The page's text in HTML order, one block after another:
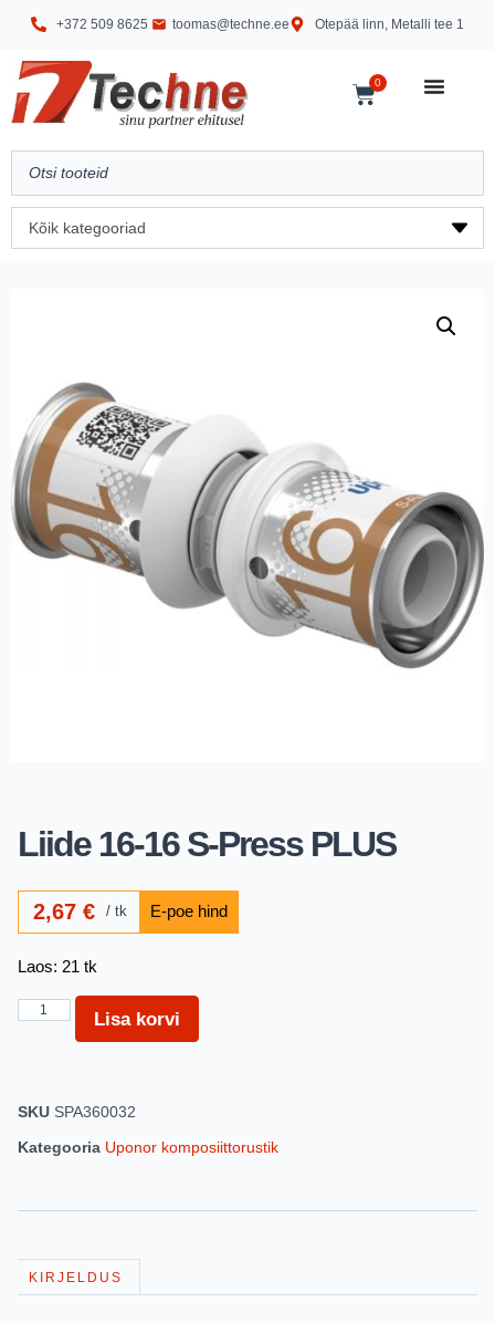
+372 509 8625 toomas@techne.ee Otepää linn, Metalli tee 1
0
Liide 16-16 S-Press PLUS
2,67€ tk
Laos: 21 tk
Lisa korvi
SKU SPA360032
Kategooria Uponor komposiittorustik
KIRJELDUS